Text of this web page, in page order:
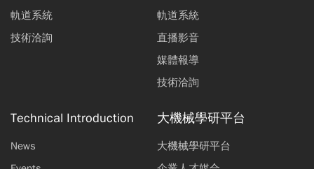
軌道系統
技術洽詢
軌道系統
直播影音
媒體報導
技術洽詢
Technical Introduction
News
大機械學研平台
大機械學研平台